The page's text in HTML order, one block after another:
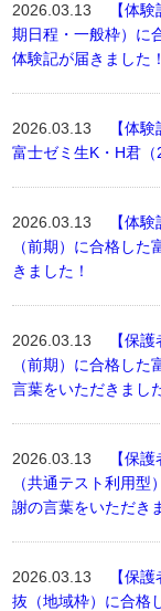
2026.03.13
【体
期日程・一般枠）に
体験記が届きました！
2026.03.13
【体
富士ゼミ生K・H君（
2026.03.13
【体
（前期）に合格し
きました！
2026.03.13
【保
（前期）に合格し
言葉をいただきまし
2026.03.13
【保
（共通テスト利用
謝の言葉をいただき
2026.03.13
【保
抜（地域枠）に合格